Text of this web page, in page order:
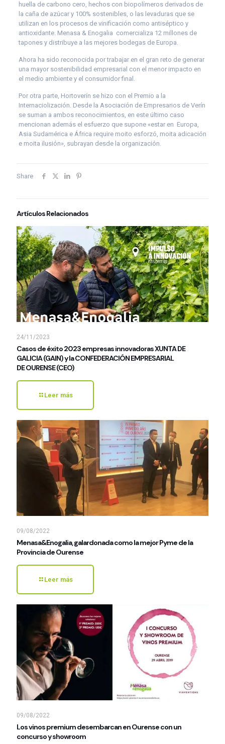
huella de carbono cero, hechos con biopolímeros derivados de
la caña de azúcar y 100% sostenibles, o las levaduras que se
utilizan en los procesos de vinificación como antiséptico y
antioxidante. Menasa & Enogalia comercializa 12 millones de
tapones y distribuye a las mejores bodegas de Europa.
Ahora ha sido reconocida por trabajar en el gran reto de generar
una mayor sostenibilidad empresarial con el menor impacto en
el medio ambiente y el consumidor final.
Por otra parte, Hortoverín se hizo con el Premio a la
Internaciolización. Desde la Asociación de Empresarios de Verín
se suman a ambos reconocimientos, en este último caso
mencionan además el esfuerzo que supone «estar en Europa,
Asia Sudamérica e África require moito esforzó, moita adicación
e moita ilusión», subrayan desde la organización.
Share
Artículos Relacionados
24/11/2023
Casos de éxito 2023 empresas innovadoras XUNTA DE
GALICIA (GAIN) y la CONFEDERACIÓN EMPRESARIAL
DE OURENSE (CEO)
Leer más
09/08/2022
Menasa&Enogalia, galardonada como la mejor Pyme de la
Provincia de Ourense
Leer más
09/08/2022
Los vinos premium desembarcan en Ourense con un
concurso y showroom